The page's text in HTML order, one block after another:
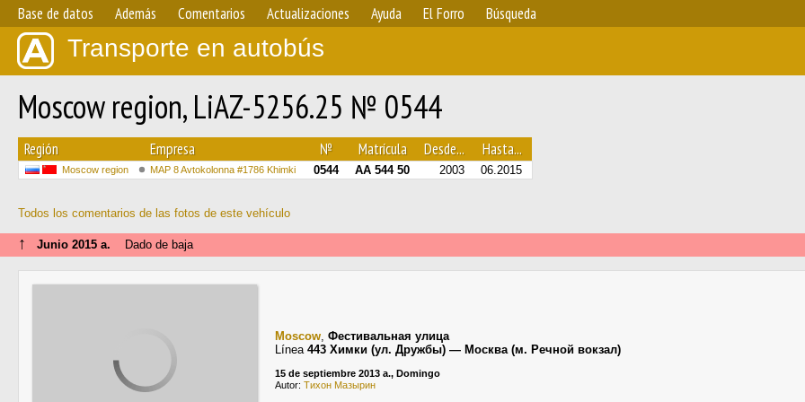
Base de datos Además Comentarios Actualizaciones Ayuda El Forro Búsqueda
Transporte en autobús
Moscow region, LiAZ-5256.25 № 0544
Región Empresa № Matrícula Desde... Hasta...
Moscow region MAP 8 Avtokolonna #1786 Khimki 0544 АА 544 50 2003 06.2015
Todos los comentarios de las fotos de este vehículo
↑ Junio 2015 a. Dado de baja
Moscow, Фестивальная улица
Línea 443 Химки (ул. Дружбы) — Москва (м. Речной вокзал)
15 de septiembre 2013 a., Domingo
Autor: Тихон Мазырин